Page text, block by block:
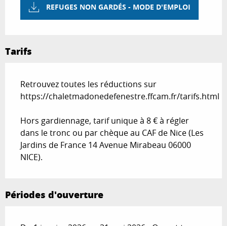
REFUGES NON GARDÉS - MODE D'EMPLOI
Tarifs
Retrouvez toutes les réductions sur
https://chaletmadonedefenestre.ffcam.fr/tarifs.html
Hors gardiennage, tarif unique à 8 € à régler
dans le tronc ou par chèque au CAF de Nice (Les
Jardins de France 14 Avenue Mirabeau 06000
NICE).
Périodes d'ouverture